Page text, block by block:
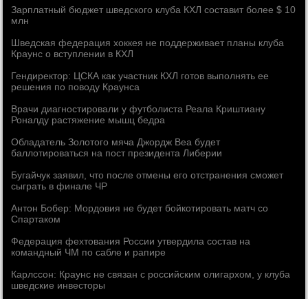
Зарплатный бюджет шведского клуба КХЛ составит более $ 10
млн
Шведская федерация хоккея не поддерживает планы клуба
Краунс о вступлении в КХЛ
Гендиректор: ЦСКА как участник КХЛ готов выполнять ее
решения по поводу Краунса
Врачи диагностировали у футболиста Реала Криштиану
Роналду растяжение мышц бедра
Обладатель Золотого мяча Джордж Веа будет
баллотироваться на пост президента Либерии
Бугайчук заявил, что после отмены его отстранения сможет
сыграть в финале ЧР
Антон Бобер: Мордовия не будет бойкотировать матч со
Спартаком
Федерация фехтования России утвердила состав на
командный ЧМ по сабле и рапире
Карлссон: Краунс не связан с российским олигархом, у клуба
шведские инвесторы